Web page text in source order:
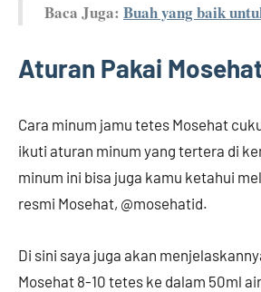
Baca Juga: Buah yang baik
Aturan Pakai
Cara minum jamu tetes Mosehat
ikuti aturan minum yang tertera di
minum ini bisa juga kamu ketahui
resmi Mosehat, @mosehatid.
Di sini saya juga akan
Mosehat 8-10 tetes ke dalam 50ml